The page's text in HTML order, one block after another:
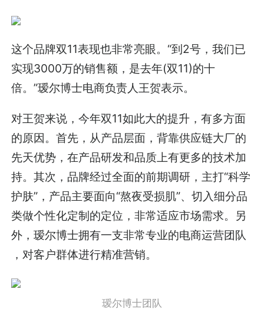
这个品牌双11表现也非常亮眼。“到2号，我们已
实现3000万的销售额，是去年(双11)的十
倍。”瑷尔博士电商负责人王贺表示。
对王贺来说，今年双11如此大的提升，有多方面
的原因。首先，从产品层面，背靠供应链大厂的
先天优势，在产品研发和品质上有更多的技术加
持。其次，品牌经过全面的前期调研，主打“科学
护肤”，产品主要面向“熬夜受损肌”、切入细分品
类做个性化定制的定位，非常适应市场需求。另
外，瑷尔博士拥有一支非常专业的电商运营团队
，对客户群体进行精准营销。
瑷尔博士团队